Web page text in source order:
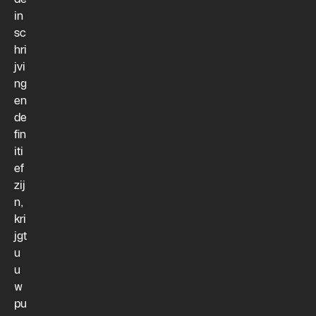
in
sc
hri
jvi
ng
en
de
fin
iti
ef
zij
n,
kri
jgt
u
u
w
pu